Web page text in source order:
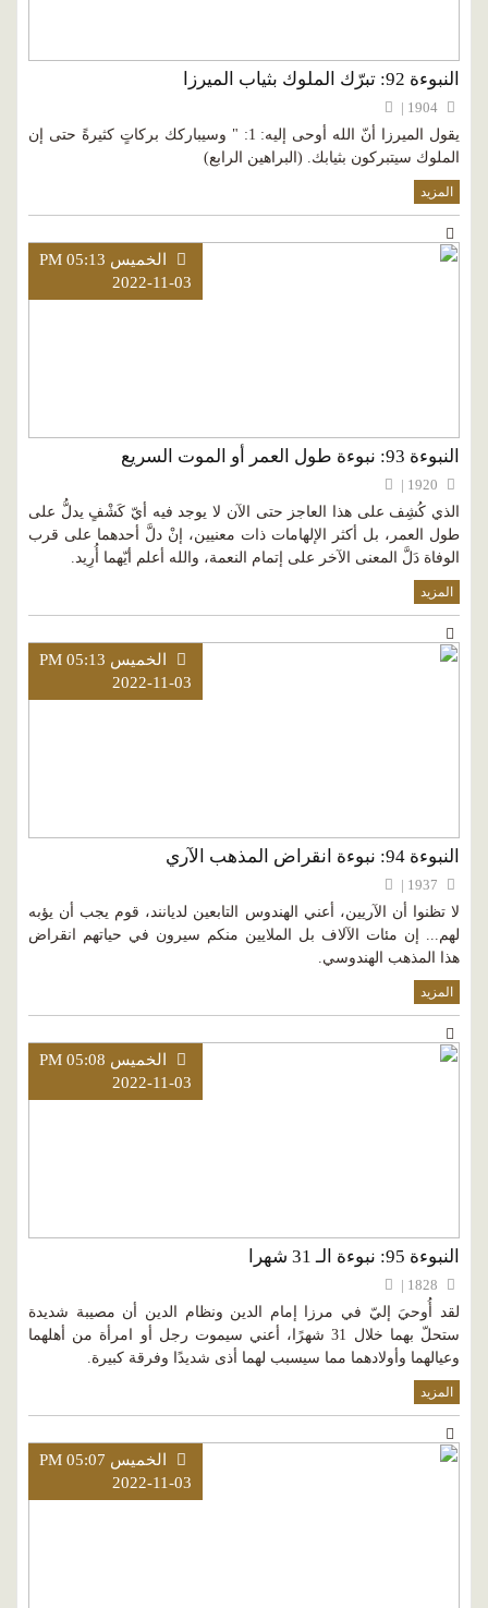
النبوءة 92: تبرّك الملوك بثياب الميرزا
يقول الميرزا أنّ الله أوحى إليه: 1: " وسيباركك بركاتٍ كثيرةً حتى إن
الملوك سيتبركون بثيابك. (البراهين الرابع)
المزيد
الخميس PM 05:13
2022-11-03
النبوءة 93: نبوءة طول العمر أو الموت السريع
الذي كُشِف على هذا العاجز حتى الآن لا يوجد فيه أيّ كَشْفٍ يدلُّ على
طول العمر، بل أكثر الإلهامات ذات معنيين، إنْ دلَّ أحدهما على قرب
الوفاة دَلَّ المعنى الآخر على إتمام النعمة، والله أعلم أيّهما أُرِيد.
المزيد
الخميس PM 05:13
2022-11-03
النبوءة 94: نبوءة انقراض المذهب الآري
لا تظنوا أن الآريين، أعني الهندوس التابعين لديانند، قوم يجب أن يؤبه
لهم... إن مئات الآلاف بل الملايين منكم سيرون في حياتهم انقراض
هذا المذهب الهندوسي.
المزيد
الخميس PM 05:08
2022-11-03
النبوءة 95: نبوءة الـ 31 شهرا
لقد أُوحيَ إليّ في مرزا إمام الدين ونظام الدين أن مصيبة شديدة
ستحلّ بهما خلال 31 شهرًا، أعني سيموت رجل أو امرأة من أهلهما
وعيالهما وأولادهما مما سيسبب لهما أذى شديدًا وفرقة كبيرة.
المزيد
الخميس PM 05:07
2022-11-03